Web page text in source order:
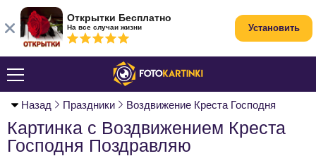
Назад Праздники Воздвижение Креста Господня
Картинка с Воздвижением Креста
Господня Поздравляю
Открытки Бесплатно
На все случаи жизни Установить